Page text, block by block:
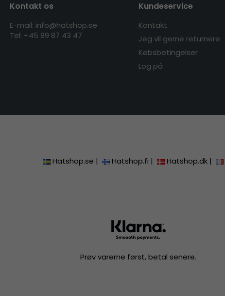
Kontakt os
E-mail: info@hatshop.se
Tel: +45 89 87 43 47
Kundeservice
Kontakt
Jeg vil gerne returnere
Købsbetingelser
Log på
Hatshop.se | Hatshop.fi | Hatshop.dk |
Prøv varerne først, betal senere.